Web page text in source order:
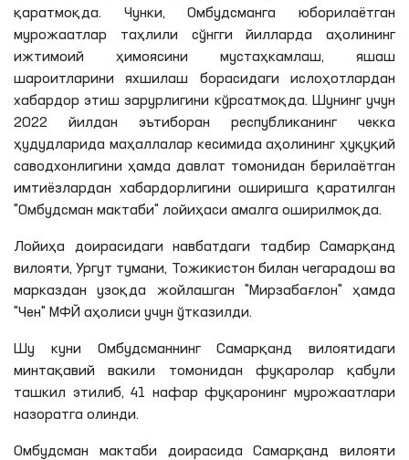
қаратмоқда. Чунки, Омбудсманга юборилаётган
мурожаатлар таҳлили сўнгги йилларда аҳолининг
ижтимоий ҳимоясини мустаҳкамлаш, яшаш
шароитларини яхшилаш борасидаги ислоҳотлардан
хабардор этиш зарурлигини кўрсатмоқда. Шунинг учун
2022 йилдан эътиборан республиканинг чекка
ҳудудларида маҳаллалар кесимида аҳолининг ҳуқуқий
саводхонлигини ҳамда давлат томонидан берилаётган
имтиёзлардан хабардорлигини оширишга қаратилган
"Омбудсман мактаби" лойиҳаси амалга оширилмоқда.
Лойиҳа доирасидаги навбатдаги тадбир Самарқанд
вилояти, Ургут тумани, Тожикистон билан чегарадош ва
марказдан узоқда жойлашган "Мирзабағлон" ҳамда
"Чен" МФЙ аҳолиси учун ўтказилди.
Шу куни Омбудсманнинг Самарқанд вилоятидаги
минтақавий вакили томонидан фуқаролар қабули
ташкил этилиб, 41 нафар фуқаронинг мурожаатлари
назоратга олинди.
Омбудсман мактаби доирасида Самарқанд вилояти